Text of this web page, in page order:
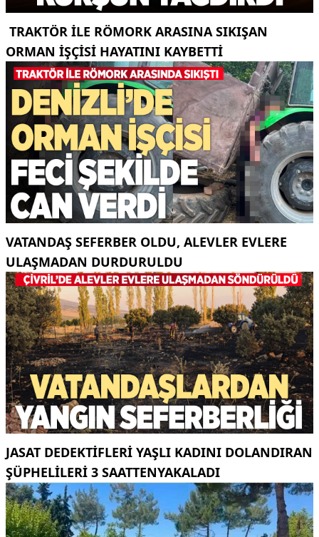
TRAKTÖR ILE RÖMORK ARASINA SIKIŞAN
ORMAN IŞÇISI HAYATINI KAYBETTI
VATANDAŞ SEFERBER OLDU, ALEVLER EVLERE
ULAŞMADAN DURDURULDU
JASAT DEDEKTIFLERI YAŞLI KADINI DOLANDIRAN
ŞÜPHELILERI 3 SAATTENYAKALADI